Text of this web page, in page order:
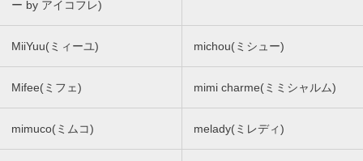
ー by アイコフレ)
MiiYuu(ミィーユ) michou(ミシュー)
Mifee(ミフェ) mimi charme(ミミシャルム)
mimuco(ミムコ) melady(ミレディ)